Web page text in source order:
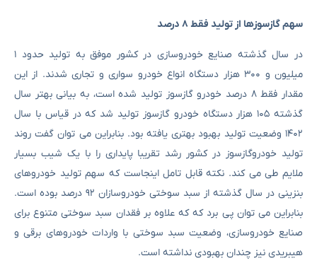
سهم گازسوزها از تولید فقط ۸ درصد
در سال گذشته صنایع خودروسازی در کشور موفق به تولید حدود ۱
میلیون و ۳۰۰ هزار دستگاه انواع خودرو سواری و تجاری شدند. از این
مقدار فقط ۸ درصد خودرو گازسوز تولید شده است، به بیانی بهتر سال
گذشته ۱۰۵ هزار دستگاه خودرو گازسوز تولید شد که در قیاس با سال
۱۴۰۲ وضعیت تولید بهبود بهتری یافته بود. بنابراین می توان گفت روند
تولید خودروگازسوز در کشور رشد تقریبا پایداری را با یک شیب بسیار
ملایم طی می کند. نکته قابل تامل اینجاست که سهم تولید خودروهای
بنزینی در سال گذشته از سبد سوختی خودروسازان ۹۲ درصد بوده است.
بنابراین می توان پی برد که که علاوه بر فقدان سبد سوختی متنوع برای
صنایع خودروسازی، وضعیت سبد سوختی با واردات خودروهای برقی و
هیبریدی نیز چندان بهبودی نداشته است.